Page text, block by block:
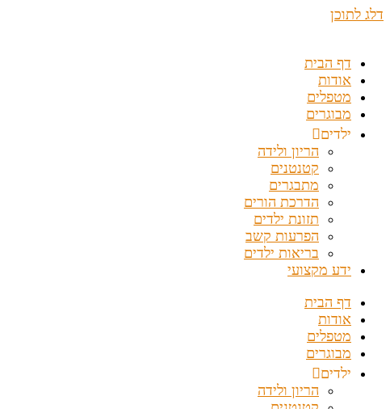
דלג לתוכן
דף הבית
אודות
מטפלים
מבוגרים
ילדים
הריון ולידה
קטנטנים
מתבגרים
הדרכת הורים
תזונת ילדים
הפרעות קשב
בריאות ילדים
ידע מקצועי
דף הבית
אודות
מטפלים
מבוגרים
ילדים
הריון ולידה